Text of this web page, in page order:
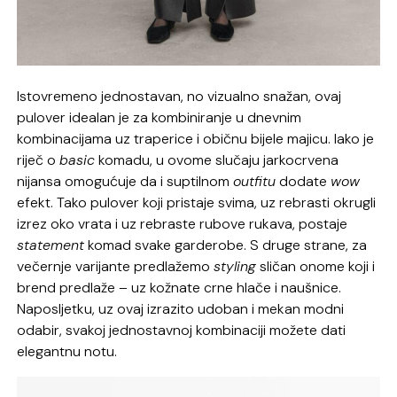
Istovremeno jednostavan, no vizualno snažan, ovaj
pulover idealan je za kombiniranje u dnevnim
kombinacijama uz traperice i običnu bijele majicu. Iako je
riječ obasickomadu, u ovome slučaju jarkocrvena
nijansa omogućuje da i suptilnomoutfitudodate wow
efekt. Tako pulover koji pristaje svima, uz rebrasti okrugli
izrez oko vrata i uz rebraste rubove rukava, postaje
statementkomad svake garderobe. S druge strane, za
večernje varijante predlažemostylingsličan onome koji i
brend predlaže – uz kožnate crne hlače i naušnice.
Naposljetku, uz ovaj izrazito udoban i mekan modni
odabir, svakoj jednostavnoj kombinaciji možete dati
elegantnu notu.